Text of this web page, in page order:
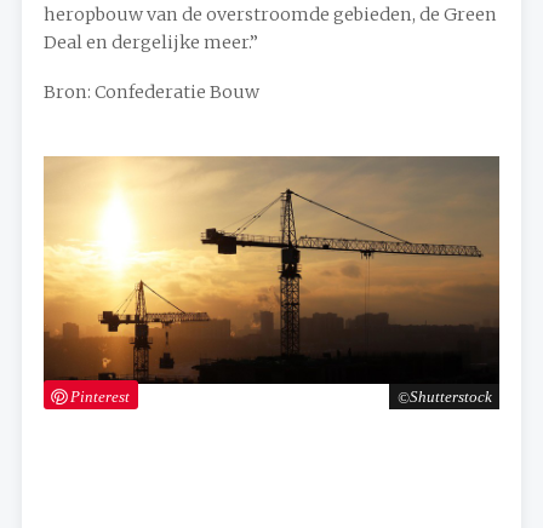
heropbouw van de overstroomde gebieden, de Green
Deal en dergelijke meer.”
Bron: Confederatie Bouw
Shutterstock
Pinterest